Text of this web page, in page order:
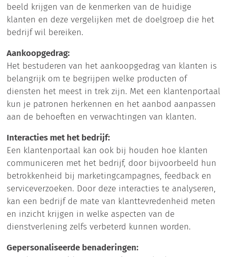
beeld krijgen van de kenmerken van de huidige
klanten en deze vergelijken met de doelgroep die het
bedrijf wil bereiken.
Aankoopgedrag:
Het bestuderen van het aankoopgedrag van klanten is
belangrijk om te begrijpen welke producten of
diensten het meest in trek zijn. Met een klantenportaal
kun je patronen herkennen en het aanbod aanpassen
aan de behoeften en verwachtingen van klanten.
Interacties met het bedrijf:
Een klantenportaal kan ook bij houden hoe klanten
communiceren met het bedrijf, door bijvoorbeeld hun
betrokkenheid bij marketingcampagnes, feedback en
serviceverzoeken. Door deze interacties te analyseren,
kan een bedrijf de mate van klanttevredenheid meten
en inzicht krijgen in welke aspecten van de
dienstverlening zelfs verbeterd kunnen worden.
Gepersonaliseerde benaderingen: